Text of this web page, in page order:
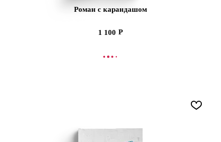
Роман с карандашом
1 100
СООБЩИТЬ О ПОСТУПЛЕНИИ